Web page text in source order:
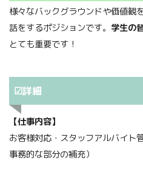
様々なバックグラウンドや価値観
話をするポジションです。 学生の
とても重要です！
☑詳細
【仕事内容】
お客様対応・スタッフアルバイト
事務的な部分の補充）